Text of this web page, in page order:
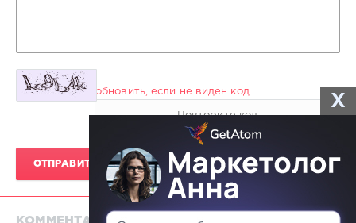
обновить, если не виден код
ОТПРАВИТЬ КОММЕНТАРИЙ
X